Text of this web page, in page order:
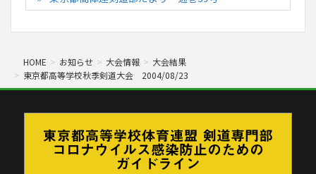
HOME お知らせ 大会情報
大会結果
東京都高等学校秋季剣道大会 2004/08/23